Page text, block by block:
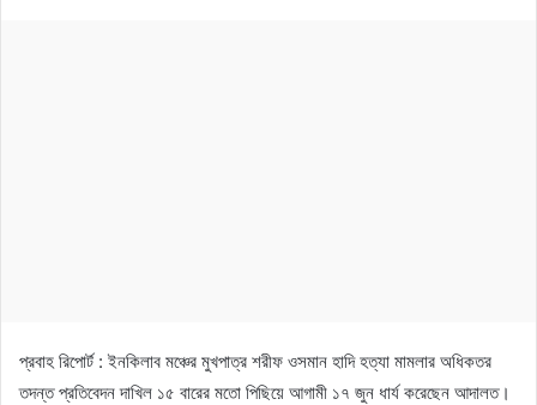
প্রবাহ রিপোর্ট : ইনকিলাব মঞ্চের মুখপাত্র শরীফ ওসমান হাদি হত্যা মামলার অধিকতর
তদন্ত প্রতিবেদন দাখিল ১৫ বারের মতো পিছিয়ে আগামী ১৭ জুন ধার্য করেছেন আদালত।